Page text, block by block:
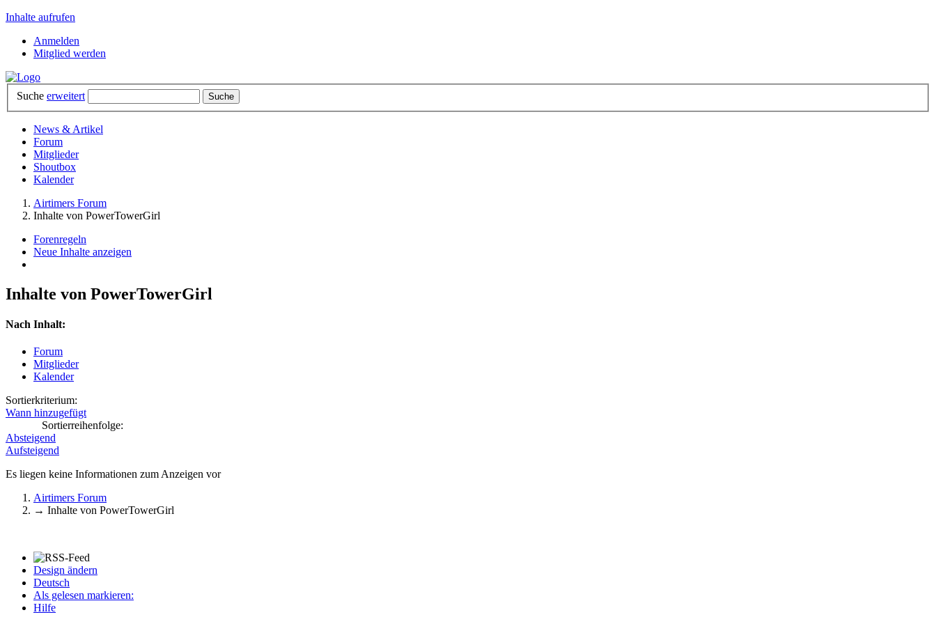
Inhalte aufrufen
Anmelden
Mitglied werden
Suche erweitert
News & Artikel
Forum
Mitglieder
Shoutbox
Kalender
Airtimers Forum
Inhalte von PowerTowerGirl
Forenregeln
Neue Inhalte anzeigen
Inhalte von PowerTowerGirl
Nach Inhalt:
Forum
Mitglieder
Kalender
Sortierkriterium:
Wann hinzugefügt
Sortierreihenfolge:
Absteigend
Aufsteigend
Es liegen keine Informationen zum Anzeigen vor
Airtimers Forum
→ Inhalte von PowerTowerGirl
Design ändern
Deutsch
Als gelesen markieren:
Hilfe